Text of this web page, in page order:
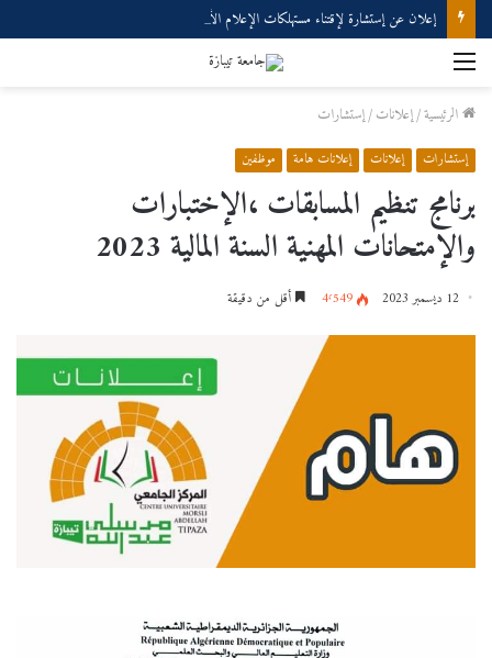
إعلان عن إستشارة لإقتناء مستهلكات الإعلام الألي
القائمة
الرئيسية/إعلانات/إستشارات
إستشارات إعلانات إعلانات هامة موظفين
برنامج تنظيم المسابقات ،الإختبارات
والإمتحانات المهنية السنة المالية 2023
12 ديسمبر 2023 4٬549 أقل من دقيقة